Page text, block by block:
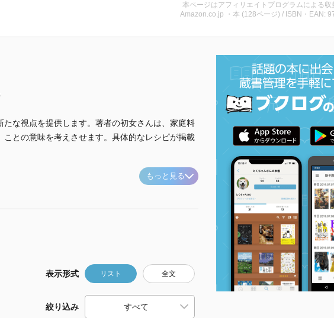
本ページはアフィリエイトプログラムによる収
Amazon.co.jp ・本 (128ページ) / ISBN・EAN:
な視点を提供します。著者の初女さんは、家庭料
との意味を考えさせます。具体的なレシピが掲載
もっと見る
表示形式 リスト 全文
絞り込み